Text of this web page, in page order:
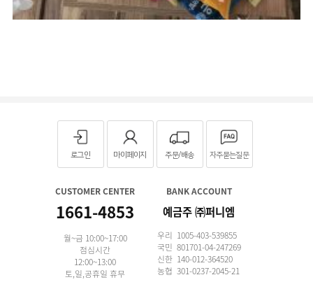
로그인 마이페이지 주문/배송 자주묻는질문
CUSTOMER CENTER
1661-4853
월~금 10:00~17:00
점심시간
12:00~13:00
토,일,공휴일 휴무
BANK ACCOUNT
예금주 ㈜퍼니엠
우리 1005-403-539855
국민 801701-04-247269
신한 140-012-364520
농협 301-0237-2045-21